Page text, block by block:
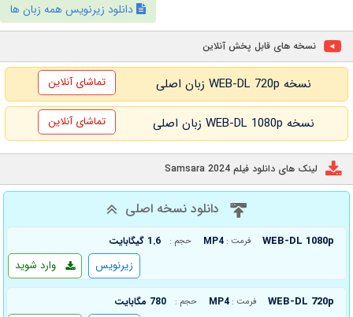
دانلود زیرنویس همه زبان ها
نسخه های قابل پخش آنلاین
نسخه WEB-DL 720p زبان اصلی تماشای آنلاین
نسخه WEB-DL 1080p زبان اصلی تماشای آنلاین
لینک های دانلود فیلم Samsara 2024
دانلود نسخه اصلی
WEB-DL 1080p فرمت : MP4 حجم : 1.6 گیگابایت
وارد شوید زیرنویس
WEB-DL 720p فرمت : MP4 حجم : 780 مگابایت